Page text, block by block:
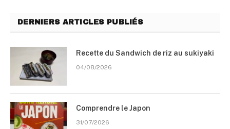
DERNIERS ARTICLES PUBLIÉS
Recette du Sandwich de riz au sukiyaki
04/08/2026
Comprendre le Japon
31/07/2026